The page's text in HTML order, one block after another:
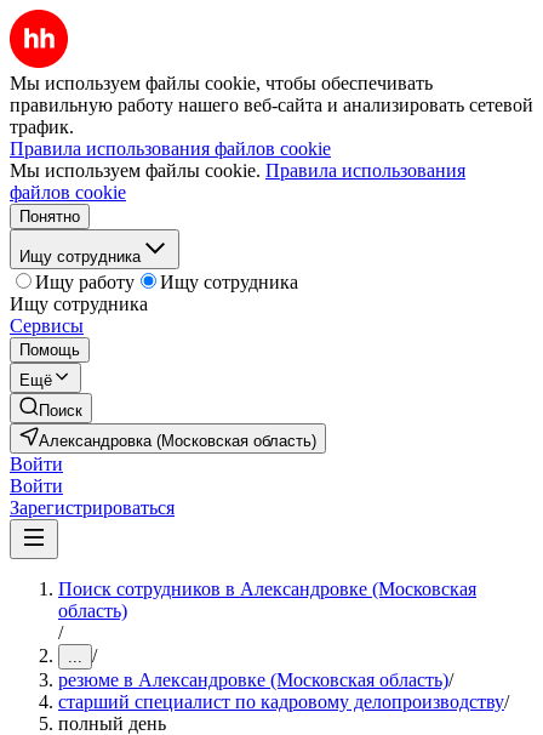
Мы используем файлы cookie, чтобы обеспечивать
правильную работу нашего веб-сайта и анализировать сетевой
трафик.
Правила использования файлов cookie
Мы используем файлы cookie. Правила использования
файлов cookie
Понятно
Ищу сотрудника
Ищу работу
Ищу сотрудника
Ищу сотрудника
Сервисы
Помощь
Ещё
Поиск
Александровка (Московская область)
Войти
Войти
Зарегистрироваться
Поиск сотрудников в Александровке (Московская
область)
/
... /
резюме в Александровке (Московская область)/
старший специалист по кадровому делопроизводству/
полный день